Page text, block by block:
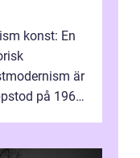
konst: En
är
på 1960-